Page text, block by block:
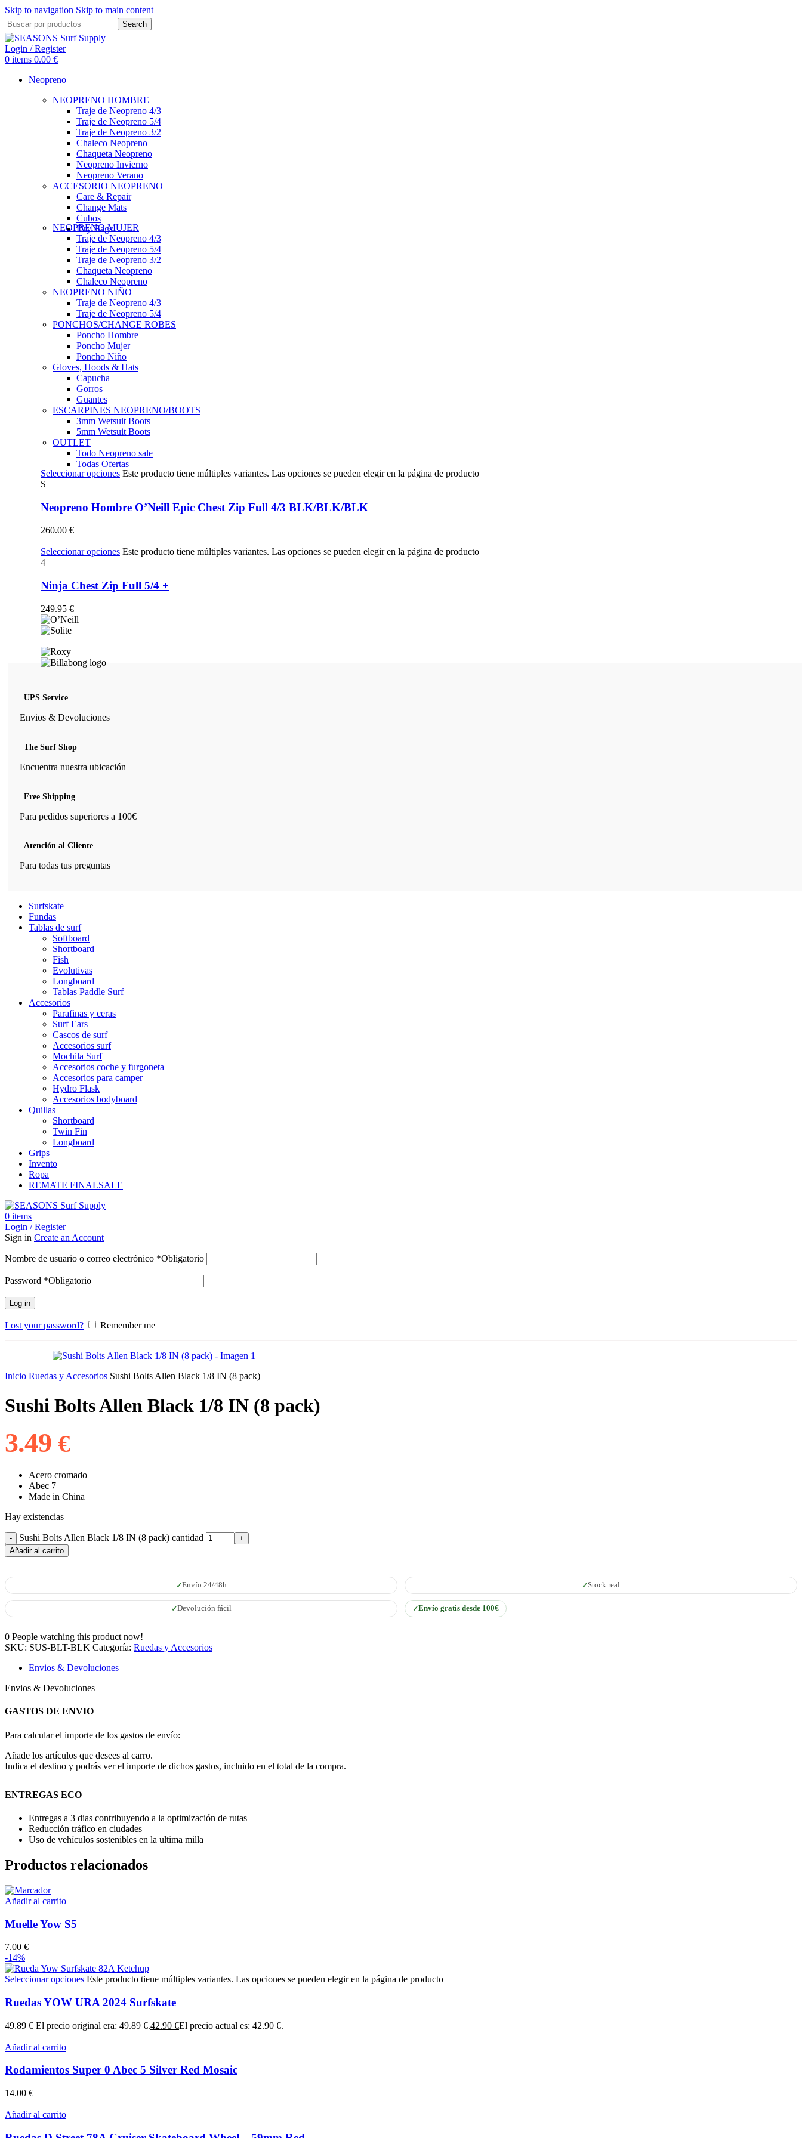
Skip to navigation Skip to main content
Search
Login / Register
0 items 0.00 €
Neopreno
NEOPRENO HOMBRE
Traje de Neopreno 4/3
Traje de Neopreno 5/4
Traje de Neopreno 3/2
Chaleco Neopreno
Chaqueta Neopreno
Neopreno Invierno
Neopreno Verano
ACCESORIO NEOPRENO
Care & Repair
Change Mats
Cubos
Dry Bags
NEOPRENO MUJER
Traje de Neopreno 4/3
Traje de Neopreno 5/4
Traje de Neopreno 3/2
Chaqueta Neopreno
Chaleco Neopreno
NEOPRENO NIÑO
Traje de Neopreno 4/3
Traje de Neopreno 5/4
PONCHOS/CHANGE ROBES
Poncho Hombre
Poncho Mujer
Poncho Niño
Gloves, Hoods & Hats
Capucha
Gorros
Guantes
ESCARPINES NEOPRENO/BOOTS
3mm Wetsuit Boots
5mm Wetsuit Boots
OUTLET
Todo Neopreno sale
Todas Ofertas
Seleccionar opciones Este producto tiene múltiples variantes. Las opciones se pueden elegir en la página de producto
S
Neopreno Hombre O’Neill Epic Chest Zip Full 4/3 BLK/BLK/BLK
260.00 €
Seleccionar opciones Este producto tiene múltiples variantes. Las opciones se pueden elegir en la página de producto
4
Ninja Chest Zip Full 5/4 +
249.95 €
UPS Service
Envios & Devoluciones
The Surf Shop
Encuentra nuestra ubicación
Free Shipping
Para pedidos superiores a 100€
Atención al Cliente
Para todas tus preguntas
Surfskate
Fundas
Tablas de surf
Softboard
Shortboard
Fish
Evolutivas
Longboard
Tablas Paddle Surf
Accesorios
Parafinas y ceras
Surf Ears
Cascos de surf
Accesorios surf
Mochila Surf
Accesorios coche y furgoneta
Accesorios para camper
Hydro Flask
Accesorios bodyboard
Quillas
Shortboard
Twin Fin
Longboard
Grips
Invento
Ropa
REMATE FINALSALE
0 items
Login / Register
Sign in Create an Account
Nombre de usuario o correo electrónico *Obligatorio
Password *Obligatorio
Log in
Lost your password? Remember me
Inicio Ruedas y Accesorios Sushi Bolts Allen Black 1/8 IN (8 pack)
Sushi Bolts Allen Black 1/8 IN (8 pack)
3.49 €
Acero cromado
Abec 7
Made in China
Hay existencias
Sushi Bolts Allen Black 1/8 IN (8 pack) cantidad
Añadir al carrito
Envío 24/48h Stock real
Devolución fácil Envío gratis desde 100€
0 People watching this product now!
SKU: SUS-BLT-BLK Categoría: Ruedas y Accesorios
Envios & Devoluciones
Envios & Devoluciones
GASTOS DE ENVIO
Para calcular el importe de los gastos de envío:
Añade los artículos que desees al carro.
Indica el destino y podrás ver el importe de dichos gastos, incluido en el total de la compra.
ENTREGAS ECO
Entregas a 3 dias contribuyendo a la optimización de rutas
Reducción tráfico en ciudades
Uso de vehículos sostenibles en la ultima milla
Productos relacionados
Añadir al carrito
Muelle Yow S5
7.00 €
-14%
Seleccionar opciones Este producto tiene múltiples variantes. Las opciones se pueden elegir en la página de producto
Ruedas YOW URA 2024 Surfskate
49.89€ El precio original era: 49.89 €.42.90 €El precio actual es: 42.90 €.
Añadir al carrito
Rodamientos Super 0 Abec 5 Silver Red Mosaic
14.00 €
Añadir al carrito